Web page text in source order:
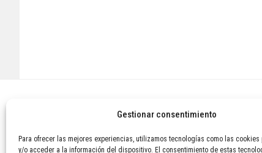
Gestionar consentimiento
Para ofrecer las mejores experiencias, utilizamos tecnologías como las cookies
y/o acceder a la información del dispositivo. El consentimiento de estas